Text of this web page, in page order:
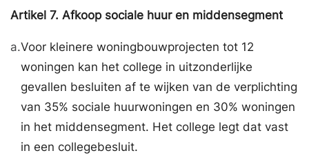
Artikel 7. Afkoop sociale huur en middensegment
a.Voor kleinere woningbouwprojecten tot 12
woningen kan het college in uitzonderlijke
gevallen besluiten af te wijken van de verplichting
van 35% sociale huurwoningen en 30% woningen
in het middensegment. Het college legt dat vast
in een collegebesluit.